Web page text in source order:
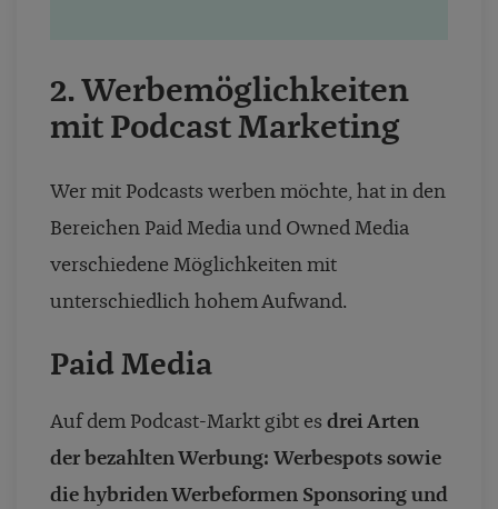
2. Werbemöglichkeiten
mit Podcast Marketing
Wer mit Podcasts werben möchte, hat in den
Bereichen Paid Media und Owned Media
verschiedene Möglichkeiten mit
unterschiedlich hohem Aufwand.
Paid Media
Auf dem Podcast-Markt gibt es drei Arten
der bezahlten Werbung: Werbespots sowie
die hybriden Werbeformen Sponsoring und